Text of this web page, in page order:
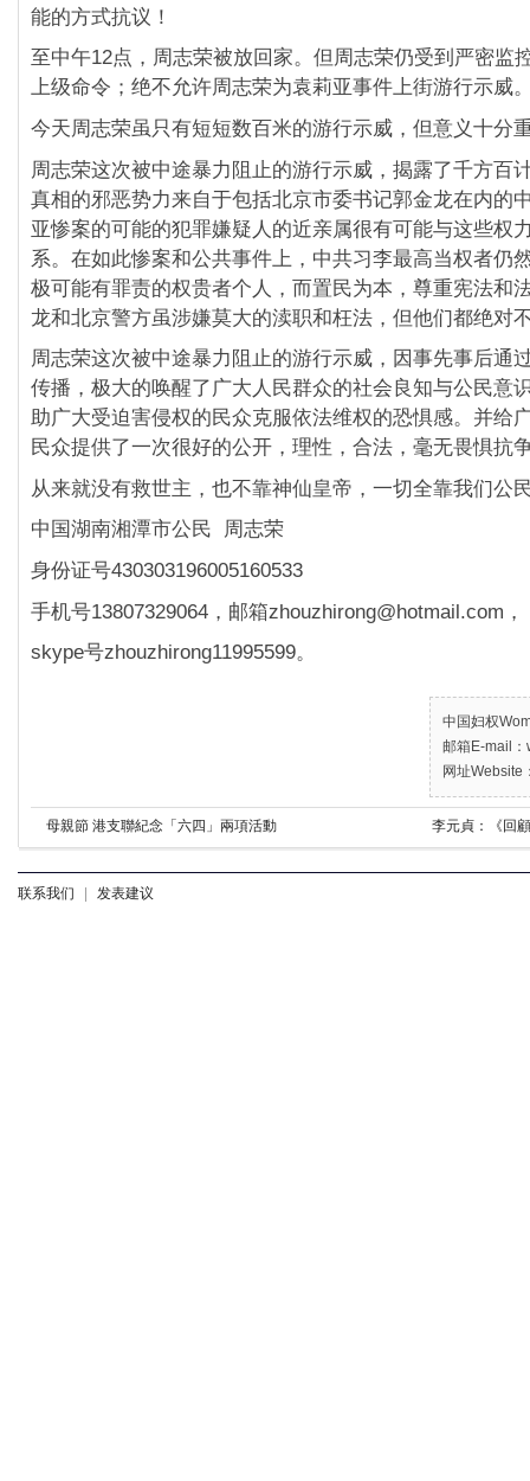
能的方式抗议！
至中午12点，周志荣被放回家。但周志荣仍受到严密监
上级命令；绝不允许周志荣为袁莉亚事件上街游行示威
今天周志荣虽只有短短数百米的游行示威，但意义十分
周志荣这次被中途暴力阻止的游行示威，揭露了千方百
真相的邪恶势力来自于包括北京市委书记郭金龙在内的
亚惨案的可能的犯罪嫌疑人的近亲属很有可能与这些权
系。在如此惨案和公共事件上，中共习李最高当权者仍
极可能有罪责的权贵者个人，而置民为本，尊重宪法和
龙和北京警方虽涉嫌莫大的渎职和枉法，但他们都绝对
周志荣这次被中途暴力阻止的游行示威，因事先事后通
传播，极大的唤醒了广大人民群众的社会良知与公民意
助广大受迫害侵权的民众克服依法维权的恐惧感。并给
民众提供了一次很好的公开，理性，合法，毫无畏惧抗
从来就没有救世主，也不靠神仙皇帝，一切全靠我们公
中国湖南湘潭市公民 周志荣
身份证号430303196005160533
手机号13807329064，邮箱zhouzhirong@hotmail.com，
skype号zhouzhirong11995599。
中国妇权
邮箱E-mail
网址Website
母親節 港支聯紀念「六四」兩項活動 李元貞：《回
联系我们 发表建议